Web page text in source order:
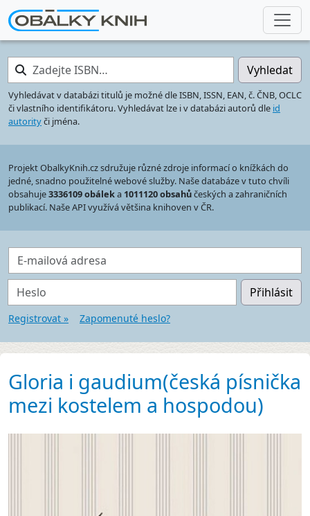
Zadejte ISBN… Vyhledat
Vyhledávat v databázi titulů je možné dle ISBN, ISSN, EAN, č. ČNB, OCLC
či vlastního identifikátoru. Vyhledávat lze i v databázi autorů dle id
autorityči jména.
Projekt ObalkyKnih.cz sdružuje různé zdroje informací o knížkách do
jedné, snadno použitelné webové služby. Naše databáze v tuto chvíli
obsahuje3336109 obáleka 1011120 obsahůčeských a zahraničních
publikací. Naše API využívá většina knihoven v ČR.
E-mailová adresa
Heslo Přihlásit
Registrovat » Zapomenuté heslo?
Gloria i gaudium(česká písnička
mezi kostelem a hospodou)